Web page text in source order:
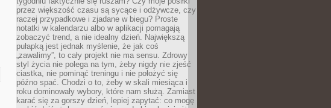
przez większość czasu są sycące i odżywcze, czy
raczej przypadkowe i zjadane w biegu? Proste
notatki w kalendarzu albo w aplikacji pomagają
zobaczyć trend, a nie idealny dzień. Największą
pułapką jest jednak myślenie, że jak coś
„zawalimy”, to cały projekt nie ma sensu. Zdrowy
styl życia nie polega na tym, żeby nigdy nie zjeść
ciastka, nie pominąć treningu i nie położyć się
późno spać. Chodzi o to, żeby w skali miesiąca i
roku dominowały wybory, które nam służą. Zamiast
karać się za gorszy dzień, lepiej zapytać: co mogę